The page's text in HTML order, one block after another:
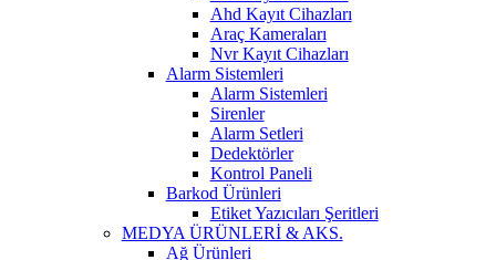
Ahd Kayıt Cihazları
Araç Kameraları
Nvr Kayıt Cihazları
Alarm Sistemleri
Alarm Sistemleri
Sirenler
Alarm Setleri
Dedektörler
Kontrol Paneli
Barkod Ürünleri
Etiket Yazıcıları Şeritleri
MEDYA ÜRÜNLERİ & AKS.
Ağ Ürünleri